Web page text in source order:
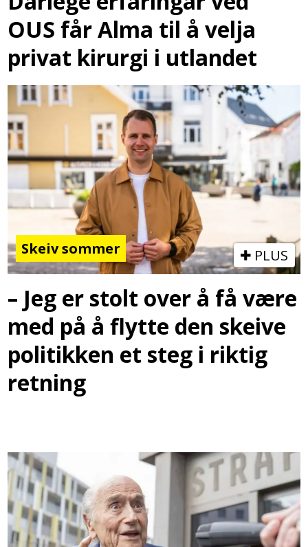
OUS får Alma til å velja
privat kirurgi i utlandet
Skeiv sommer PLUS
– Jeg er stolt over å få være
med på å flytte den skeive
politikken et steg i riktig
retning